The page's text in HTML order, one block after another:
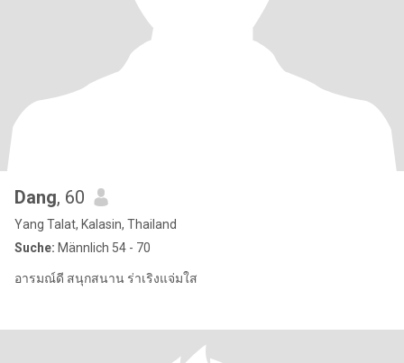
Dang, 60
Yang Talat, Kalasin, Thailand
Suche: Männlich 54 - 70
อารมณ์ดี สนุกสนาน ร่าเริงแจ่มใส